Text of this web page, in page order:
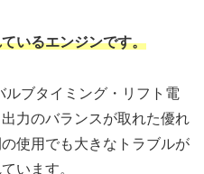
いるエンジンです。
ブタイミング・リフト電
力のバランスが取れた優れ
使用でも大きなトラブルが
います。